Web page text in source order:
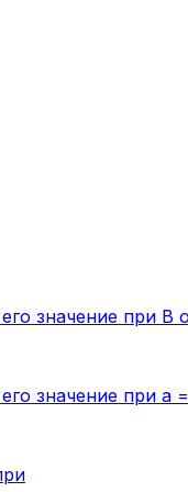
значение при В
значение при a